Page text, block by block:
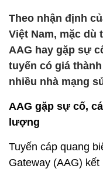
Theo nhận định
Việt Nam, mặc dù
AAG hay gặp sự
tuyến có giá
nhiều nhà mạng
AAG gặp sự cố,
lượng
Tuyến cáp quang
Gateway (AAG)